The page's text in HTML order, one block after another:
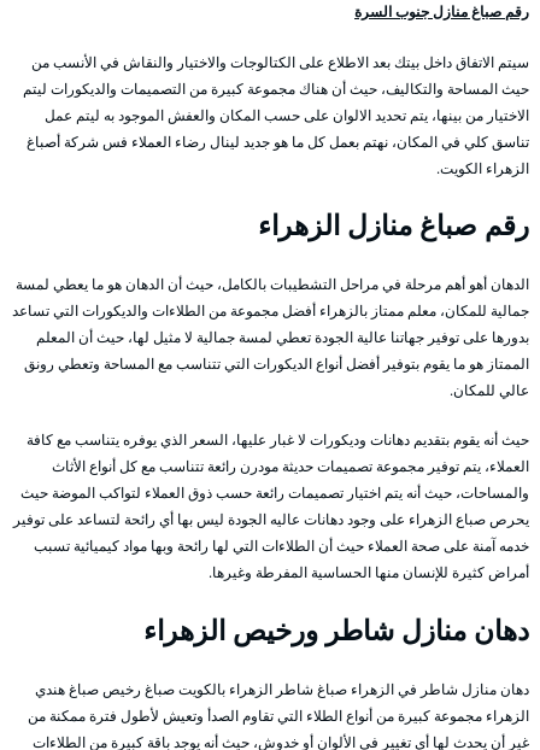
رقم صباغ منازل جنوب السرة
سيتم الاتفاق داخل بيتك بعد الاطلاع على الكتالوجات والاختيار والنقاش في الأنسب من
حيث المساحة والتكاليف، حيث أن هناك مجموعة كبيرة من التصميمات والديكورات ليتم
الاختيار من بينها، يتم تحديد الالوان على حسب المكان والعفش الموجود به ليتم عمل
تناسق كلي في المكان، نهتم بعمل كل ما هو جديد لينال رضاء العملاء فس شركة أصباغ
الزهراء الكويت.
رقم صباغ منازل الزهراء
الدهان أهو أهم مرحلة في مراحل التشطيبات بالكامل، حيث أن الدهان هو ما يعطي لمسة
جمالية للمكان، معلم ممتاز بالزهراء أفضل مجموعة من الطلاءات والديكورات التي تساعد
بدورها على توفير جهاتنا عالية الجودة تعطي لمسة جمالية لا مثيل لها، حيث أن المعلم
الممتاز هو ما يقوم بتوفير أفضل أنواع الديكورات التي تتناسب مع المساحة وتعطي رونق
عالي للمكان.
حيث أنه يقوم بتقديم دهانات وديكورات لا غبار عليها، السعر الذي يوفره يتناسب مع كافة
العملاء، يتم توفير مجموعة تصميمات حديثة مودرن رائعة تتناسب مع كل أنواع الأثاث
والمساحات، حيث أنه يتم اختيار تصميمات رائعة حسب ذوق العملاء لتواكب الموضة حيث
يحرص صباع الزهراء على وجود دهانات عاليه الجودة ليس بها أي رائحة لتساعد على توفير
خدمه آمنة على صحة العملاء حيث أن الطلاءات التي لها رائحة وبها مواد كيميائية تسبب
أمراض كثيرة للإنسان منها الحساسية المفرطة وغيرها.
دهان منازل شاطر ورخيص الزهراء
دهان منازل شاطر في الزهراء صباغ شاطر الزهراء بالكويت صباغ رخيص صباغ هندي
الزهراء مجموعة كبيرة من أنواع الطلاء التي تقاوم الصدأ وتعيش لأطول فترة ممكنة من
غير أن يحدث لها أي تغيير في الألوان أو خدوش، حيث أنه يوجد باقة كبيرة من الطلاءات